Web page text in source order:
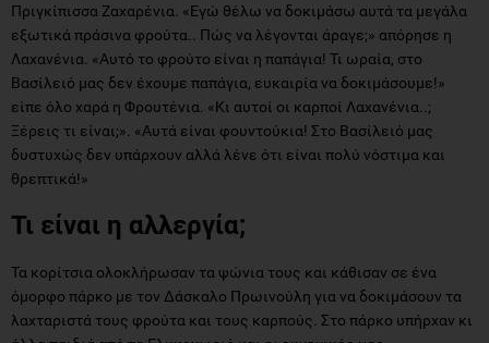
Πριγκίπισσα Ζαχαρένια. «Εγώ θέλω να δοκιμάσω αυτά τα μεγάλα
εξωτικά πράσινα φρούτα.. Πώς να λέγονται άραγε;» απόρησε η
Λαχανένια. «Αυτό το φρούτο είναι η παπάγια! Τι ωραία, στο
Βασίλειό μας δεν έχουμε παπάγια, ευκαιρία να δοκιμάσουμε!»
είπε όλο χαρά η Φρουτένια. «Κι αυτοί οι καρποί Λαχανένια..;
Ξέρεις τι είναι;». «Αυτά είναι φουντούκια! Στο Βασίλειό μας
δυστυχώς δεν υπάρχουν αλλά λένε ότι είναι πολύ νόστιμα και
θρεπτικά!»
Τι είναι η αλλεργία;
Τα κορίτσια ολοκλήρωσαν τα ψώνια τους και κάθισαν σε ένα
όμορφο πάρκο με τον Δάσκαλο Πρωινούλη για να δοκιμάσουν τα
λαχταριστά τους φρούτα και τους καρπούς. Στο πάρκο υπήρχαν κι